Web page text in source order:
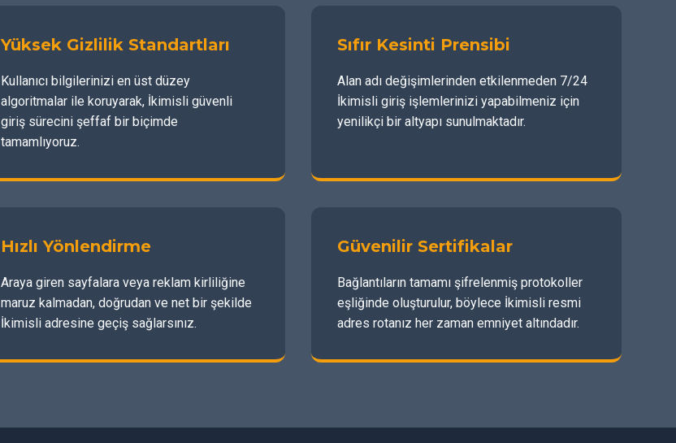
Yüksek Gizlilik Standartları
Kullanıcı bilgilerinizi en üst düzey
algoritmalar ile koruyarak, İkimisli güvenli
giriş sürecini şeffaf bir biçimde
tamamlıyoruz.
Sıfır Kesinti Prensibi
Alan adı değişimlerinden etkilenmeden 7/24
İkimisli giriş işlemlerinizi yapabilmeniz için
yenilikçi bir altyapı sunulmaktadır.
Hızlı Yönlendirme
Araya giren sayfalara veya reklam kirliliğine
maruz kalmadan, doğrudan ve net bir şekilde
İkimisli adresine geçiş sağlarsınız.
Güvenilir Sertifikalar
Bağlantıların tamamı şifrelenmiş protokoller
eşliğinde oluşturulur, böylece İkimisli resmi
adres rotanız her zaman emniyet altındadır.